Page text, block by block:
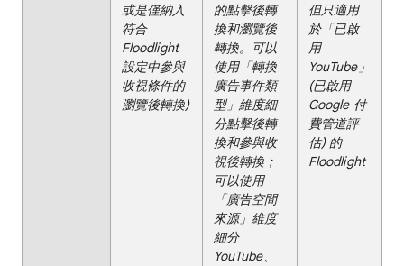
或是僅納入
符合
Floodlight
設定中參與
收視條件的
瀏覽後轉換)
的點擊後轉
換和瀏覽後
轉換。可以
使用「轉換
廣告事件類
型」維度細
分點擊後轉
換和參與收
視後轉換；
可以使用
「廣告空間
來源」維度
細分
YouTube、
但只適用
於「已啟
用
YouTube」
(已啟用
Google 付
費管道評
估) 的
Floodlight